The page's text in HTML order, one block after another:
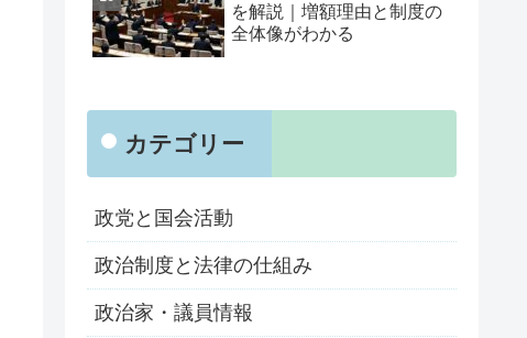
を解説｜増額理由と制度の
全体像がわかる
カテゴリー
政党と国会活動
政治制度と法律の仕組み
政治家・議員情報